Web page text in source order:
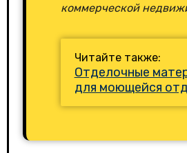
коммерческой
Читайте также:
Отделочные
для моющейся